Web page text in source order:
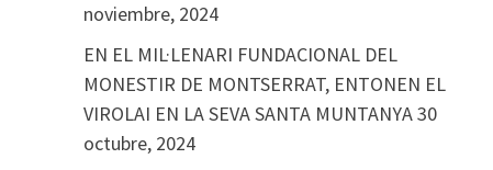
noviembre, 2024
EN EL MIL·LENARI FUNDACIONAL DEL
MONESTIR DE MONTSERRAT, ENTONEN EL
VIROLAI EN LA SEVA SANTA MUNTANYA30
octubre, 2024